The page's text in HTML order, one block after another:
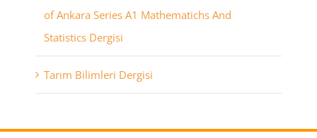
of Ankara Series A1 Mathematichs And
Statistics Dergisi
Tarım Bilimleri Dergisi